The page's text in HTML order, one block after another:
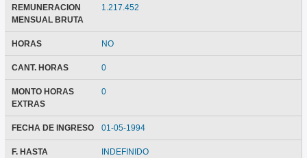
REMUNERACION
MENSUAL BRUTA
1.217.452
HORAS NO
CANT. HORAS 0
MONTO HORAS
EXTRAS
0
FECHA DE INGRESO 01-05-1994
F. HASTA INDEFINIDO